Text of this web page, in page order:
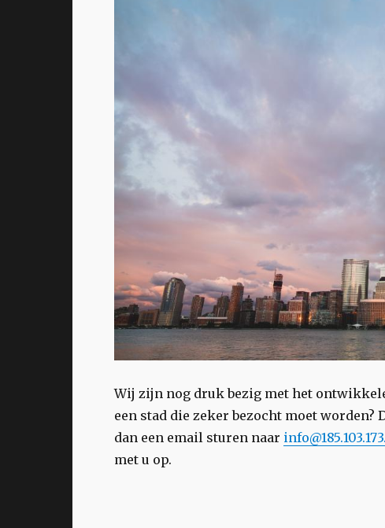
Wij zijn nog druk bezig met het
een stad die zeker bezocht moet
dan een email sturen naar
met u op.